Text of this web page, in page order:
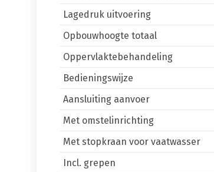
Lagedruk uitvoering
Opbouwhoogte totaal
Oppervlaktebehandeling
Bedieningswijze
Aansluiting aanvoer
Met omstelinrichting
Met stopkraan voor vaatwasser
Incl. grepen